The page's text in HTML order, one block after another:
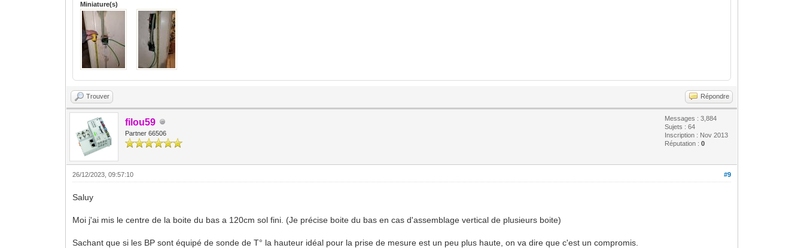
Miniature(s)
Trouver Répondre
filou59
Partner 66506
Messages : 3,884
Sujets : 64
Inscription : Nov 2013
Réputation :0
#9
26/12/2023, 09:57:10
Saluy
Moi j'ai mis le centre de la boite du bas a 120cm sol fini. (Je précise boite du bas en cas d'assemblage vertical de plusieurs boite)
Sachant que si les BP sont équipé de sonde de T° la hauteur idéal pour la prise de mesure est un peu plus haute, on va dire que c'est un compromis.